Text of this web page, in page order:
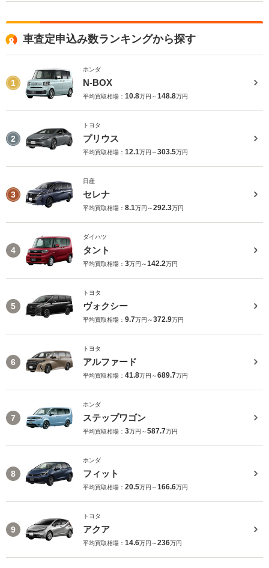
車査定申込み数ランキングから探す
1
ホンダ
N-BOX
平均買取相場： 10.8万円～148.8万円
2
トヨタ
プリウス
平均買取相場： 12.1万円～303.5万円
3
日産
セレナ
平均買取相場： 8.1万円～292.3万円
4
ダイハツ
タント
平均買取相場： 3万円～142.2万円
5
トヨタ
ヴォクシー
平均買取相場： 9.7万円～372.9万円
6
トヨタ
アルファード
平均買取相場： 41.8万円～689.7万円
7
ホンダ
ステップワゴン
平均買取相場： 3万円～587.7万円
8
ホンダ
フィット
平均買取相場： 20.5万円～166.6万円
9
トヨタ
アクア
平均買取相場： 14.6万円～236万円